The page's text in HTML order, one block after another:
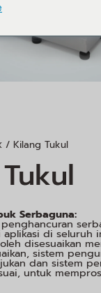
/ Kilang Tukul
Serbaguna:
di seluruh
disesuaikan
sistem
dan sistem
untuk